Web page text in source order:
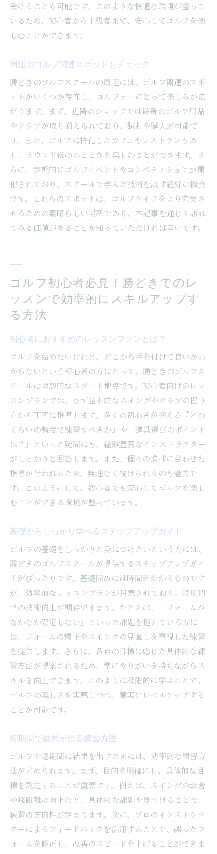
受けることも可能です。このような快適な環境が整って
いるため、初心者から上級者まで、安心してゴルフを楽
しむことができます。
周辺のゴルフ関連スポットもチェック
勝どきのゴルフスクールの周辺には、ゴルフ関連のスポ
ットがいくつか存在し、ゴルファーにとって楽しみが広
がります。まず、近隣のショップでは最新のゴルフ用品
やクラブが取り揃えられており、試打や購入が可能で
す。また、ゴルフに特化したカフェやレストランもあ
り、ラウンド後のひとときを楽しむことができます。さ
らに、定期的にゴルフイベントやコンペティションが開
催されており、スクールで学んだ技術を試す絶好の機会
です。これらのスポットは、ゴルフライフをより充実さ
せるための素晴らしい場所であり、本記事を通じて訪れ
てみる価値があることを知っていただければ幸いです。
ゴルフ初心者必見！勝どきでのレ
ッスンで効率的にスキルアップす
る方法
初心者におすすめのレッスンプランとは？
ゴルフを始めたいけれど、どこから手を付けて良いかわ
からないという初心者の方にとって、勝どきのゴルフス
クールは理想的なスタート地点です。初心者向けのレッ
スンプランでは、まず基本的なスイングやクラブの握り
方から丁寧に指導します。多くの初心者が抱える『どの
くらいの頻度で練習すべきか』や『道具選びのポイント
は？』といった疑問にも、経験豊富なインストラクター
がしっかりと回答します。また、個々の進捗に合わせた
指導が行われるため、無理なく続けられるのも魅力で
す。このようにして、初心者でも安心してゴルフを楽し
むことができる環境が整っています。
基礎からしっかり学べるステップアップガイド
ゴルフの基礎をしっかりと身につけたいという方には、
勝どきのゴルフスクールが提供するステップアップガイ
ドがぴったりです。基礎固めには時間がかかるものです
が、効率的なレッスンプランが用意されており、短期間
での技術向上が期待できます。たとえば、『フォームが
なかなか安定しない』といった課題を抱えている方に
は、フォームの矯正やスイングの見直しを重視した練習
を提供します。さらに、各自の目標に応じた具体的な練
習方法が提案されるため、常にやりがいを持ちながらス
キルを向上できます。このように段階的に学ぶことで、
ゴルフの楽しさを実感しつつ、着実にレベルアップする
ことが可能です。
短期間で結果が出る練習方法
ゴルフで短期間に結果を出すためには、効率的な練習方
法が求められます。まず、目的を明確にし、具体的な目
標を設定することが重要です。例えば、スイングの改善
や飛距離の向上など、具体的な課題を見つけることで、
練習の方向性が定まります。次に、プロのインストラク
ターによるフィードバックを活用することで、誤ったフ
ォームを修正し、改善のスピードを上げることができま